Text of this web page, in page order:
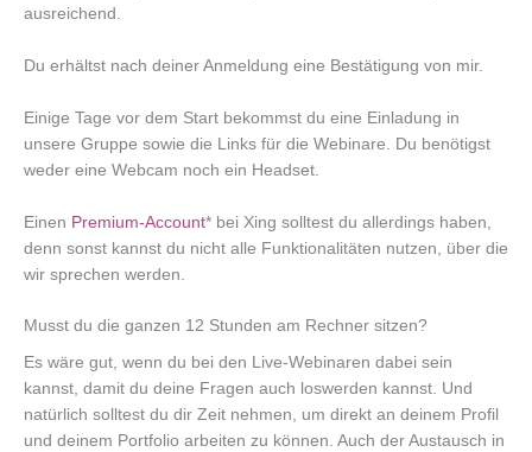
ausreichend.
Du erhältst nach deiner Anmeldung eine Bestätigung von mir.
Einige Tage vor dem Start bekommst du eine Einladung in
unsere Gruppe sowie die Links für die Webinare. Du benötigst
weder eine Webcam noch ein Headset.
Einen Premium-Account* bei Xing solltest du allerdings haben,
denn sonst kannst du nicht alle Funktionalitäten nutzen, über die
wir sprechen werden.
Musst du die ganzen 12 Stunden am Rechner sitzen?
Es wäre gut, wenn du bei den Live-Webinaren dabei sein
kannst, damit du deine Fragen auch loswerden kannst. Und
natürlich solltest du dir Zeit nehmen, um direkt an deinem Profil
und deinem Portfolio arbeiten zu können. Auch der Austausch in